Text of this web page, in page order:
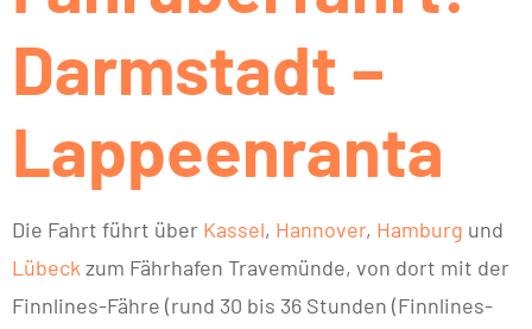
Darmstadt –
Lappeenranta
Die Fahrt führt über Kassel, Hannover, Hamburg und
Lübeck zum Fährhafen Travemünde, von dort mit der
Finnlines-Fähre (rund 30 bis 36 Stunden (Finnlines-